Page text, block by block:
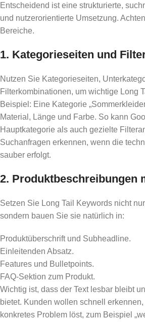
Entscheidend ist eine strukturierte,
und nutzerorientierte Umsetzung.
Bereiche.
1. Kategorieseiten und
Nutzen Sie Kategorieseiten,
Filterkombinationen, um wichtige Long
Beispiel: Eine Kategorie
Material, Länge und Farbe. So kann
Hauptkategorie als auch gezielte
Suchanfragen erkennen, wenn die
sauber erfolgt.
2. Produktbeschreibungen
Setzen Sie Long Tail Keywords nicht
sondern bauen Sie sie natürlich in:
Produktüberschrift und Subheadline.
Einleitenden Absatz.
Features und Bulletpoints.
FAQ-Sektion zum Produkt.
Wichtig ist, dass der Text lesbar bleibt
bietet. Kunden wollen schnell
konkretes Problem löst, zum Beispiel